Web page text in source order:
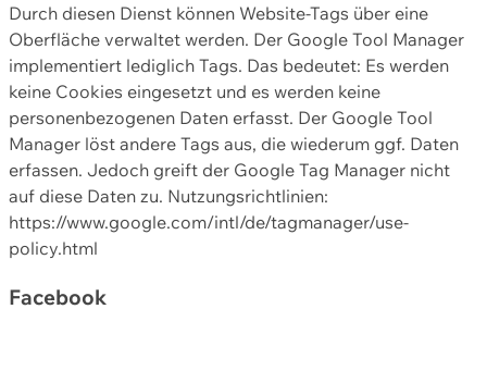
Durch diesen Dienst können Website-Tags über eine
Oberfläche verwaltet werden. Der Google Tool Manager
implementiert lediglich Tags. Das bedeutet: Es werden
keine Cookies eingesetzt und es werden keine
personenbezogenen Daten erfasst. Der Google Tool
Manager löst andere Tags aus, die wiederum ggf. Daten
erfassen. Jedoch greift der Google Tag Manager nicht
auf diese Daten zu. Nutzungsrichtlinien:
https://www.google.com/intl/de/tagmanager/use-
policy.html
Facebook